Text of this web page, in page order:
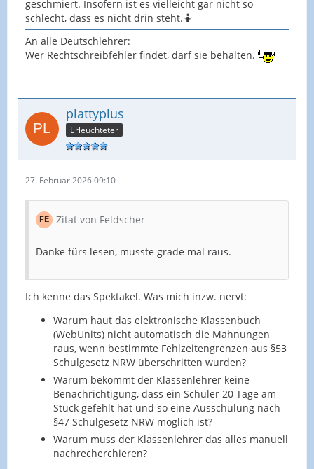
geschmiert. Insofern ist es vielleicht gar nicht so
schlecht, dass es nicht drin steht.🤷
An alle Deutschlehrer:
Wer Rechtschreibfehler findet, darf sie behalten.
plattyplus
Erleuchteter
27. Februar 2026 09:10
Zitat von Feldscher
Danke fürs lesen, musste grade mal raus.
Ich kenne das Spektakel. Was mich inzw. nervt:
Warum haut das elektronische Klassenbuch
(WebUnits) nicht automatisch die Mahnungen
raus, wenn bestimmte Fehlzeitengrenzen aus §53
Schulgesetz NRW überschritten wurden?
Warum bekommt der Klassenlehrer keine
Benachrichtigung, dass ein Schüler 20 Tage am
Stück gefehlt hat und so eine Ausschulung nach
§47 Schulgesetz NRW möglich ist?
Warum muss der Klassenlehrer das alles manuell
nachrecherchieren?